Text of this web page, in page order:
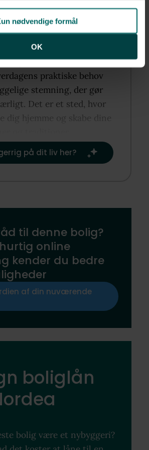
nødvendige formål
OK
finder du en balance
praktiske behov
stemning, der gør
Det er et sted, hvor
dig hjemme og skabe dine
på dit liv her?​
til denne bolig?
online
kender du bedre
af din nuværende
boliglån
bolig være et nybyggeri?